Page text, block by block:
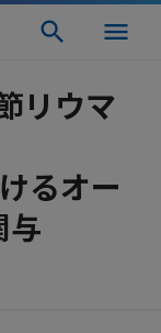
リウマ
るオー
与